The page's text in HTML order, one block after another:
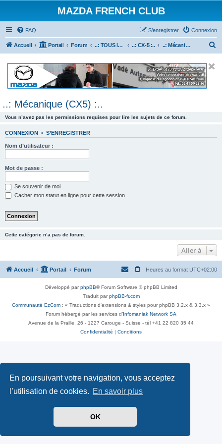
En poursuivant votre navigation, vous acceptez
l’utilisation de cookies. En savoir plus
OK
MAZDA FRENCH CLUB
FAQ Connexion
S’enregistrer
Accueil Portail Forum ..: TOUS les Véhicules MAZDA :.. ..: CX-5 :.. ..: Mécanique (CX5) :..
e
..: Mécanique (CX5) :..
Vous n’avez pas les permissions requises pour lire les sujets de ce forum.
CONNEXION • S’ENREGISTRER
Nom d’utilisateur :
Mot de passe :
Se souvenir de moi
Cacher mon statut en ligne pour cette session
Cette catégorie n’a pas de forum.
Aller à
Accueil Portail Forum Heures au format UTC+02:00
Développé parphpBB® Forum Software © phpBB Limited
Traduit parphpBB-fr.com
Communauté EzCom : « Traductions d'extensions & styles pour phpBB 3.2.x & 3.3.x »
Forum hébergé par les services d’ Infomaniak Network SA
Avenue de la Praille, 26 - 1227 Carouge - Suisse - tél +41 22 820 35 44
Confidentialité
Conditions